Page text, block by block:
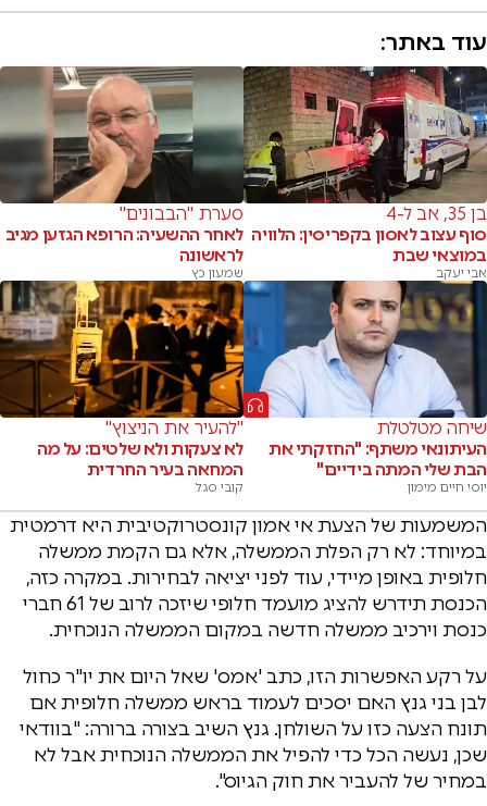
עוד באתר:
בן 35, אב ל-4
סוף עצוב לאסון בקפריסין: הלוויה
במוצאי שבת
אבי יעקב
סערת "הבבונים"
לאחר ההשעיה: הרופא הגזען מגיב
לראשונה
שמעון כץ
שיחה מטלטלת
העיתונאי משתף: "החזקתי את
הבת שלי המתה בידיים"
יוסי חיים מימון
"להעיר את הניצוץ"
לא צעקות ולא שלטים: על מה
המחאה בעיר החרדית
קובי סגל
המשמעות של הצעת אי אמון קונסטרוקטיבית היא דרמטית
במיוחד: לא רק הפלת הממשלה, אלא גם הקמת ממשלה
חלופית באופן מיידי, עוד לפני יציאה לבחירות. במקרה כזה,
הכנסת תידרש להציג מועמד חלופי שיזכה לרוב של 61 חברי
כנסת וירכיב ממשלה חדשה במקום הממשלה הנוכחית.
על רקע האפשרות הזו, כתב 'אמס' שאל היום את יו"ר כחול
לבן בני גנץ האם יסכים לעמוד בראש ממשלה חלופית אם
תונח הצעה כזו על השולחן. גנץ השיב בצורה ברורה: "בוודאי
שכן, נעשה הכל כדי להפיל את הממשלה הנוכחית אבל לא
במחיר של להעביר את חוק הגיוס".